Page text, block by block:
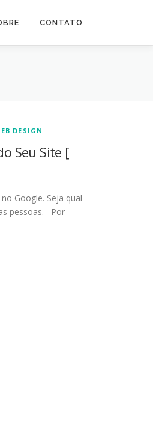
CONTATO
DESIGN
Seu Site [
Google. Seja qual
pessoas. Por